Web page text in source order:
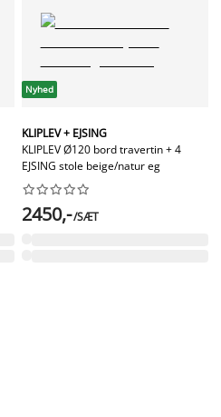
Nyhed
KLIPLEV + EJSING
KLIPLEV Ø120 bord travertin + 4
EJSING stole beige/natur eg






2450,-/SÆT